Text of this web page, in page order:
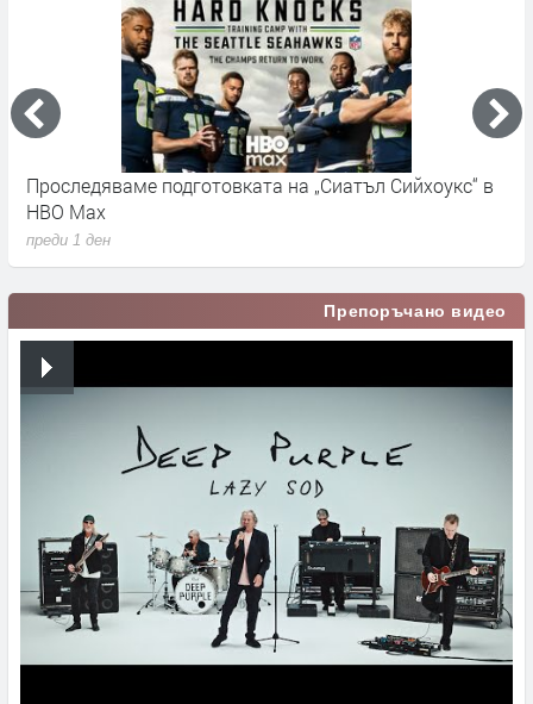
Проследяваме подготовката на „Сиатъл Сийхоукс“ в
HBO Max
преди 1 ден
Препоръчано видео